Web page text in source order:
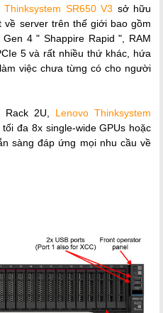
SR650 V3 sở hữu
về server trên thế giới bao gồm
4 " Shappire Rapid ", RAM
5 và rất nhiều thứ khác, hứa
việc chưa từng có cho người
2U,
Lenovo Thinksystem
đa 8x single-wide GPUs hoặc
sàng đáp ứng mọi nhu cầu về